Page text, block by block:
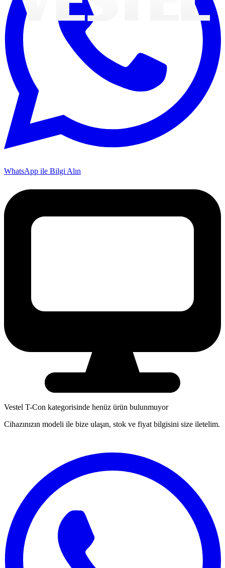
WhatsApp ile Bilgi Alın
Vestel T-Con kategorisinde henüz ürün bulunmuyor
Cihazınızın modeli ile bize ulaşın, stok ve fiyat bilgisini size iletelim.